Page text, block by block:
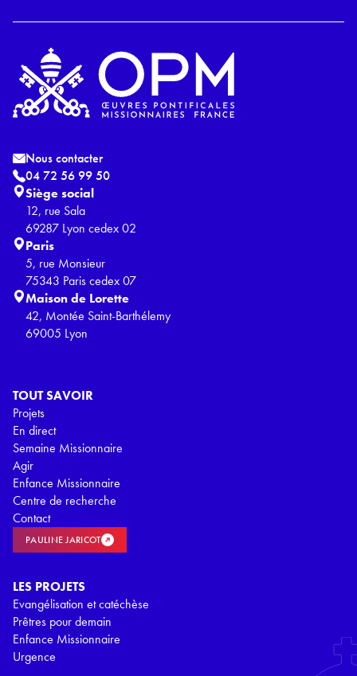
TOUT SAVOIR
Projets
En direct
Semaine Missionnaire
Agir
Enfance Missionnaire
Centre de recherche
Contact
PAULINE JARICOT
LES PROJETS
Evangélisation et catéchèse
Prêtres pour demain
Enfance Missionnaire
Urgence
Nous contacter
04 72 56 99 50
Siège social
12, rue Sala
69287 Lyon cedex 02
Paris
5, rue Monsieur
75343 Paris cedex 07
Maison de Lorette
42, Montée Saint-Barthélemy
69005 Lyon